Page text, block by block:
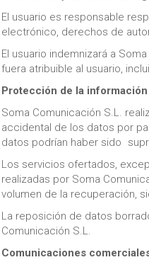
El usuario es responsable
electrónico, derechos de
El usuario indemnizará a
fuera atribuible al usuario,
Protección de la información
Soma Comunicación S.L.
accidental de los datos por
datos podrían haber sido
Los servicios ofertados,
realizadas por Soma
volumen de la recuperación,
La reposición de datos
Comunicación S.L.
Comunicaciones